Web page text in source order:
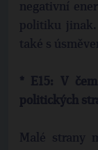
negativní
politiku jinak.
také s
* E15: V
politických
Malé strany